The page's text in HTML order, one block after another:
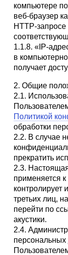
компьютере
веб-браузер
HTTP-
1.1.8. «IP-
в
получает
2. Общие
2.1.
Политикой
обработки
2.2. В случае
прекратить
2.3.
применяется
контролирует
третьих лиц,
перейти по
акустики.
2.4.